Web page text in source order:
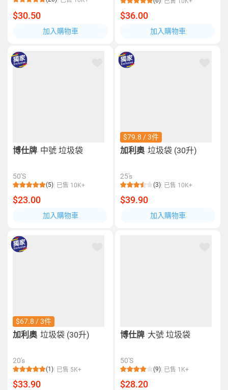
$30.50
加入購物車
$36.00
加入購物車
博仕牌 中號 垃圾袋
50'S
(5) 已售 10K+
$23.00
加入購物車
$79.8 / 3件
加利奧 垃圾袋 (30升)
25's
(3) 已售 10K+
$39.90
加入購物車
$67.8 / 3件
加利奧 垃圾袋 (30升)
20's
(1) 已售 5K+
$33.90
博仕牌 大號 垃圾袋
50'S
(9) 已售 1K+
$28.20